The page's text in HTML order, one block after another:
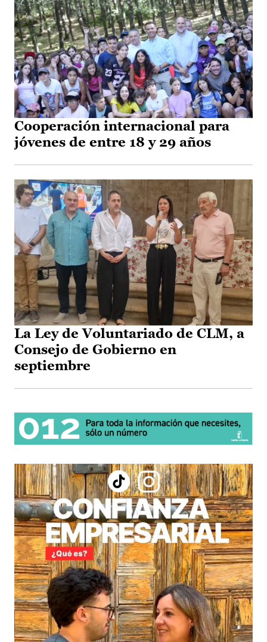
Cooperación internacional para
jóvenes de entre 18 y 29 años
La Ley de Voluntariado de CLM, a
Consejo de Gobierno en
septiembre